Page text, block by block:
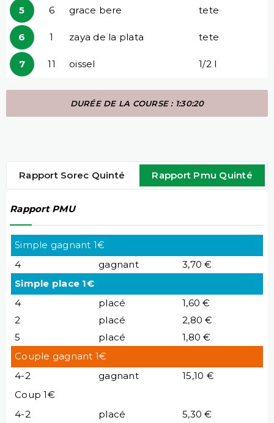
5 6 grace bere tete
6 1 zaya de la plata tete
7 11 oissel 1/2 l
DURÉE DE LA COURSE : 1:30:20
Rapport Sorec Quinté Rapport Pmu Quinté
Rapport PMU
Simple gagnant 1€
4
gagnant
3,70 €
Simple place 1€
4
placé
1,60 €
2
placé
2,80 €
5
placé
1,80 €
Couple gagnant 1€
4-2
gagnant
15,10 €
Coup 1€
4-2
placé 5,30 €